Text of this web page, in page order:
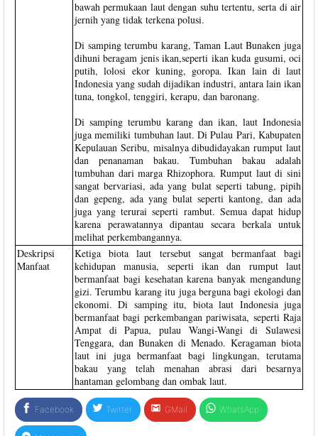
bawah permukaan laut dengan suhu tertentu, serta di air
jernih yang tidak terkena polusi.
Di samping terumbu karang, Taman Laut Bunaken juga
dihuni beragam jenis ikan,seperti ikan kuda gusumi, oci
putih, lolosi ekor kuning, goropa. Ikan lain di laut
Indonesia yang sudah dijadikan industri, antara lain ikan
tuna, tongkol, tenggiri, kerapu, dan baronang.
Di samping terumbu karang dan ikan, laut Indonesia
juga memiliki tumbuhan laut. Di Pulau Pari, Kabupaten
Kepulauan Seribu, misalnya dibudidayakan rumput laut
dan penanaman bakau. Tumbuhan bakau adalah
tumbuhan dari marga Rhizophora. Rumput laut di sini
sangat bervariasi, ada yang bulat seperti tabung, pipih
dan gepeng, ada yang bulat seperti kantong, dan ada
juga yang terurai seperti rambut. Semua dapat hidup
karena perawatannya dipantau secara berkala untuk
melihat perkembangannya.
Deskripsi
Manfaat
Ketiga biota laut tersebut sangat bermanfaat bagi
kehidupan manusia, seperti ikan dan rumput laut
bermanfaat bagi kesehatan karena banyak mengandung
gizi. Terumbu karang itu juga berguna bagi ekologi dan
ekonomi. Di samping itu, biota laut Indonesia juga
bermanfaat bagi perkembangan pariwisata, seperti Raja
Ampat di Papua, pulau Wangi-Wangi di Sulawesi
Tenggara, dan Bunaken di Menado. Keragaman biota
laut ini juga bermanfaat bagi lingkungan, terutama
bakau yang telah menahan abrasi dari besarnya
hantaman gelombang dan ombak laut.
Facebook Twitter GMail WhatsApp